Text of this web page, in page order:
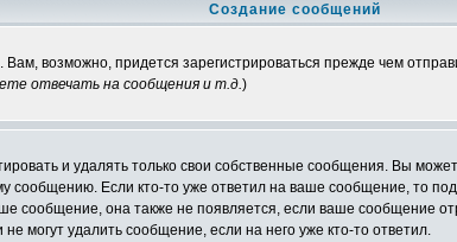
Создание сообщений
возможно, придется зарегистрироваться прежде чем
отвечать на сообщения и т.д.)
и удалять только свои собственные сообщения. Вы
сообщению. Если кто-то уже ответил на ваше сообщение, то
сообщение, она также не появляется, если ваше сообщение
могут удалить сообщение, если на него уже кто-то ответил.